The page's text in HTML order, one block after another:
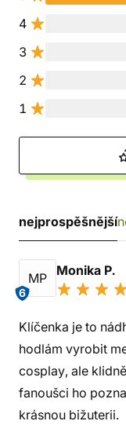
4
3
2
1
nejprospěšnější
MP
6
Monika P.
Klíčenka je to
hodlám vyrobit
cosplay, ale
fanoušci ho
krásnou bižuterii.